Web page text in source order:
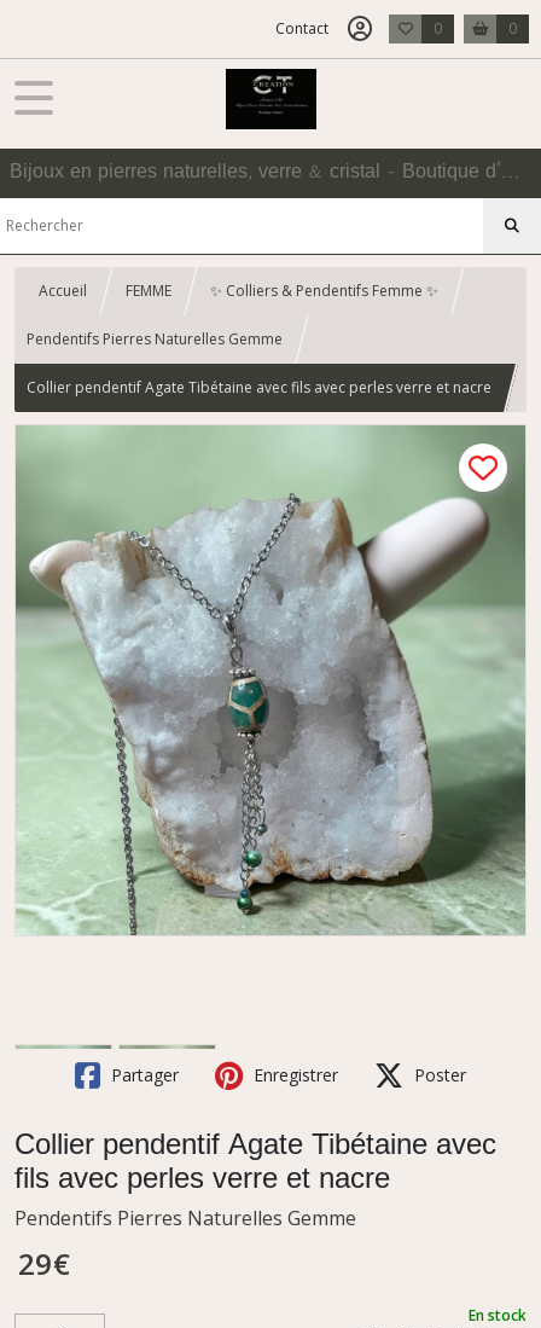
Contact 0 0
Bijoux en pierres naturelles, verre & cristal - Boutique d'Accessoires
Accueil FEMME ✨ Colliers & Pendentifs Femme ✨
Pendentifs Pierres Naturelles Gemme
Collier pendentif Agate Tibétaine avec fils avec perles verre et nacre
Partager Enregistrer Poster
Collier pendentif Agate Tibétaine avec
fils avec perles verre et nacre
Pendentifs Pierres Naturelles Gemme
29€
En stock